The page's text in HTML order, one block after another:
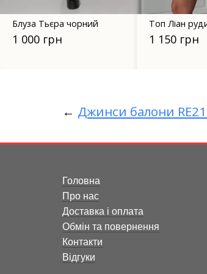
Топ Ліан рудий
1 150 грн
Сірий
566.3
2 880 грн
← Джинси балони
Головна
Про нас
Доставка і оплата
Обмін та повернення
Контакти
Відгуки